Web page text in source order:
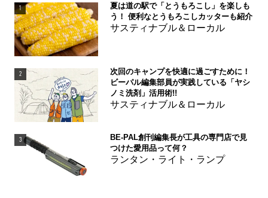
1
夏は道の駅で「とうもろこし」を楽しも
う！ 便利なとうもろこしカッターも紹介
サスティナブル＆ローカル
2
次回のキャンプを快適に過ごすために！
ビーパル編集部員が実践している「ヤシ
ノミ洗剤」活用術!!
サスティナブル＆ローカル
3
BE-PAL創刊編集長が工具の専門店で見
つけた愛用品って何？
ランタン・ライト・ランプ